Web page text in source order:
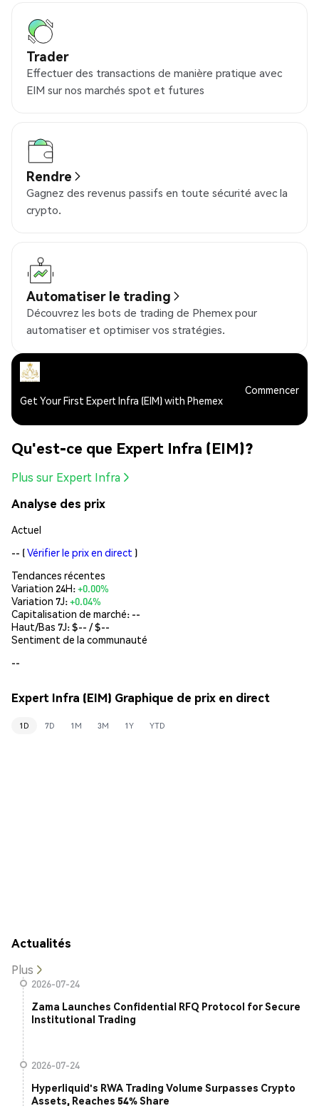
Trader
Effectuer des transactions de manière pratique avec
EIM sur nos marchés spot et futures
Rendre
Gagnez des revenus passifs en toute sécurité avec la
crypto.
Automatiser le trading
Découvrez les bots de trading de Phemex pour
automatiser et optimiser vos stratégies.
Get Your First Expert Infra (EIM) with Phemex
Commencer
Qu'est-ce que Expert Infra (EIM)?
Plus sur Expert Infra
Analyse des prix
Actuel
-- (Vérifier le prix en direct )
Tendances récentes
Variation 24H:+0.00%
Variation 7J:+0.04%
Capitalisation de marché: --
Haut/Bas 7J: $-- / $--
Sentiment de la communauté
--
Expert Infra (EIM) Graphique de prix en direct
1D 7D 1M 3M 1Y YTD
Actualités
Plus
2026-07-24
Zama Launches Confidential RFQ Protocol for Secure
Institutional Trading
2026-07-24
Hyperliquid's RWA Trading Volume Surpasses Crypto
Assets, Reaches 54% Share